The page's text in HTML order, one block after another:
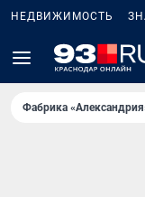
НЕДВИЖИМОСТЬ
Фабрика